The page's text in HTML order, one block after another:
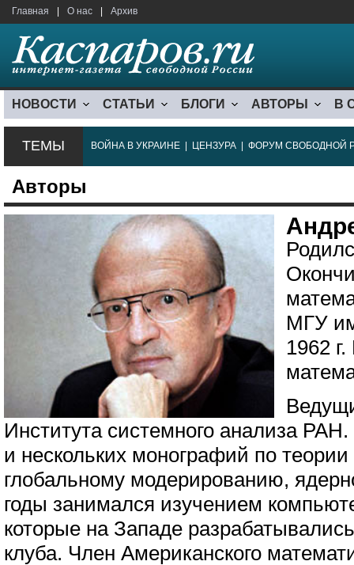
Главная О нас Архив
НОВОСТИ СТАТЬИ БЛОГИ АВТОРЫ В
ТЕМЫ ВОЙНА В УКРАИНЕ ЦЕНЗУРА ФОРУМ СВОБОДНОЙ
Авторы
МГУ
1962
Института системного анализа
и нескольких монографий по
глобальному модерированию,
годы занимался изучением
которые на Западе
клуба. Член Американского